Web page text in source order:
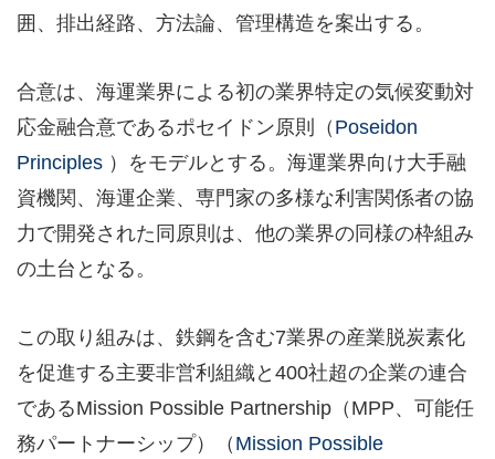
囲、排出経路、方法論、管理構造を案出する。
合意は、海運業界による初の業界特定の気候変動対
応金融合意であるポセイドン原則（ Poseidon
Principles ）をモデルとする。海運業界向け大手融
資機関、海運企業、専門家の多様な利害関係者の協
力で開発された同原則は、他の業界の同様の枠組み
の土台となる。
この取り組みは、鉄鋼を含む7業界の産業脱炭素化
を促進する主要非営利組織と400社超の企業の連合
であるMission Possible Partnership（MPP、可能任
務パートナーシップ）（ Mission Possible